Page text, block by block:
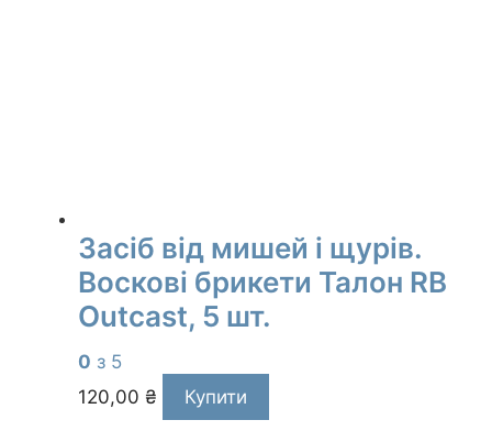
Засіб від мишей і щурів.
Воскові брикети Талон RB
Outcast, 5 шт.
0 з 5
120,00 ₴ Купити